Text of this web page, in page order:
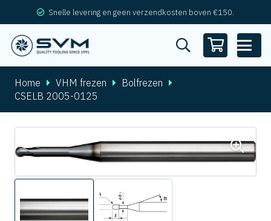
Snelle levering en geen verzendkosten boven €150.
Home VHM frezen
Bolfrezen
CSELB 2005-0125